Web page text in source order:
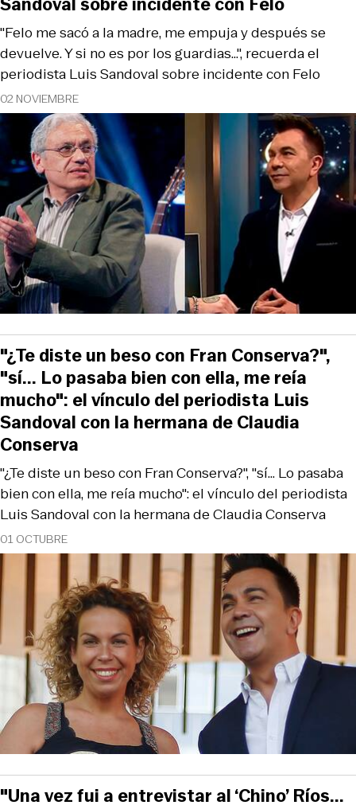
02 NOVIEMBRE
"Felo me sacó a la madre, me empuja y después se
devuelve. Y si no es por los guardias...", recuerda el
periodista Luis Sandoval sobre incidente con Felo
01 OCTUBRE
"¿Te diste un beso con Fran Conserva?", "sí... Lo pasaba
bien con ella, me reía mucho": el vínculo del periodista
Luis Sandoval con la hermana de Claudia Conserva
"¿Te diste un beso con Fran Conserva?",
"sí... Lo pasaba bien con ella, me reía
mucho": el vínculo del periodista Luis
Sandoval con la hermana de Claudia
Conserva
"Una vez fui a entrevistar al ‘Chino’ Ríos...